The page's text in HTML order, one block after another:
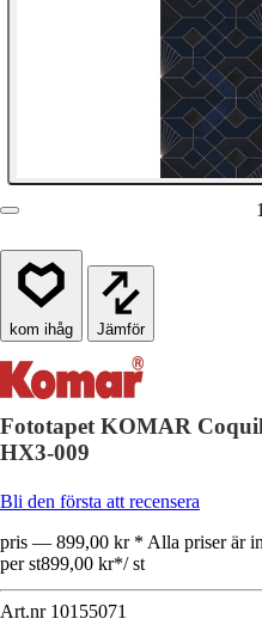
1
Jämför
Fototapet KOMAR
HX3-009
Bli den första att recensera
pris — 899,00 kr * Alla priser är
per st899,00 kr*/ st
Art.nr 10155071